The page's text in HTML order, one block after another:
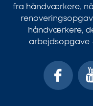
fra håndværkere,
håndværkere,
arbejdsopgave